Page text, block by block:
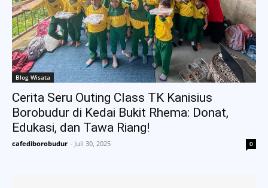
Blog Wisata
Cerita Seru Outing Class TK Kanisius
Borobudur di Kedai Bukit Rhema: Donat,
Edukasi, dan Tawa Riang!
cafediborobudur - Juli 30, 2025 0